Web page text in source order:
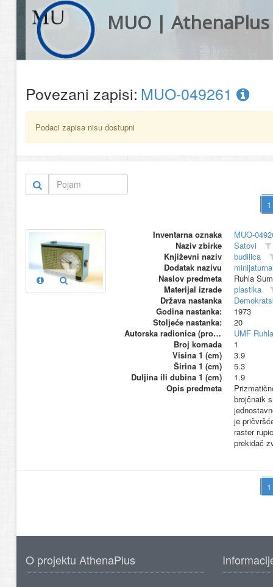
MUO | AthenaPlus
Povezani zapisi: MUO-049261
Podaci zapisa nisu dostupni
Inventarna oznaka
MUO-
Naziv zbirke
Satovi
Književni naziv
budilica
Dodatak nazivu
minijaturna
Naslov predmeta
Ruhla
Materijal izrade
plastika
Država nastanka
Godina nastanka:
1973
Stoljeće nastanka:
20
Autorska radionica (proizvođač)
UMF Ruhla
Broj komada
1
Visina 1 (cm)
3.9
Širina 1 (cm)
5.3
Duljina ili dubina 1 (cm)
1.9
Opis predmeta
brojčnaik
je
raster
prekidač
O projektu AthenaPlus